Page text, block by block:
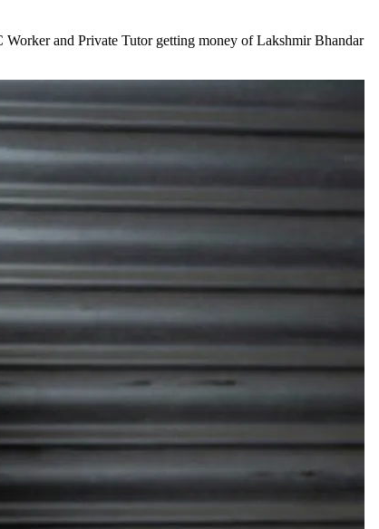
TMC Worker and Private Tutor getting money of Lakshmir Bhandar